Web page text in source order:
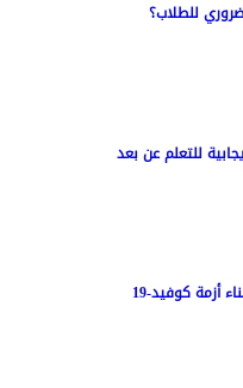
للطلاب؟
للتعلم عن بعد
أزمة كوفيد-19